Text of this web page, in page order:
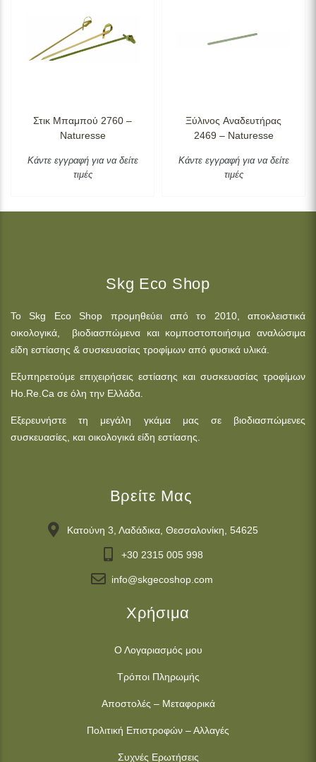
Στικ Μπαμπού 2760 –
Naturesse
Κάντε εγγραφή για να δείτε
τιμές
Ξύλινος Aναδευτήρας
2469 – Naturesse
Κάντε εγγραφή για να δείτε
τιμές
Skg Eco Shop
Το Skg Eco Shop προμηθεύει από το 2010, αποκλειστικά
οικολογικά, βιοδιασπώμενα και κομποστοποιήσιμα αναλώσιμα
είδη εστίασης & συσκευασίας τροφίμων από φυσικά υλικά.
Εξυπηρετούμε επιχειρήσεις εστίασης και συσκευασίας τροφίμων
Ho.Re.Ca σε όλη την Ελλάδα.
Εξερευνήστε τη μεγάλη γκάμα μας σε βιοδιασπώμενες
συσκευασίες, και οικολογικά είδη εστίασης.
Βρείτε Μας
Κατούνη 3, Λαδάδικα, Θεσσαλονίκη, 54625
+30 2315 005 998
info@skgecoshop.com
Χρήσιμα
Ο Λογαριασμός μου
Τρόποι Πληρωμής
Αποστολές – Μεταφορικά
Πολιτική Επιστροφών – Αλλαγές
Συχνές Ερωτήσεις